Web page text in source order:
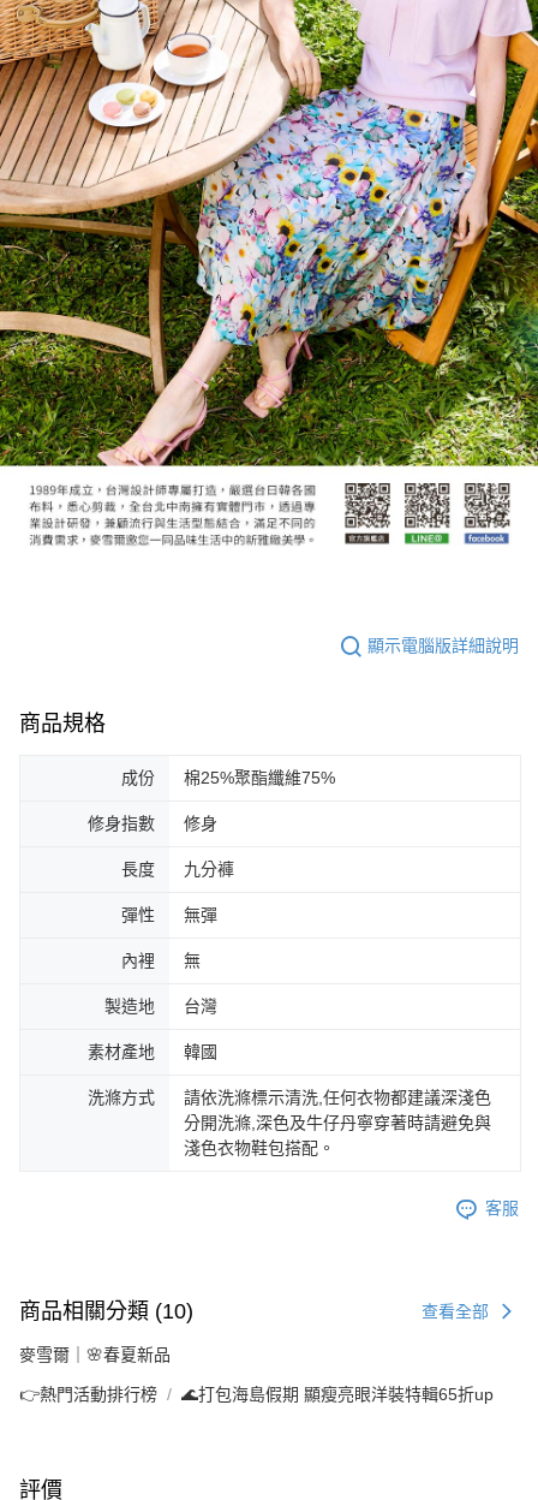
顯示電腦版詳細說明
商品規格
成份 棉25%聚酯纖維75%
修身指數 修身
長度 九分褲
彈性 無彈
內裡 無
製造地 台灣
素材產地 韓國
洗滌方式
請依洗滌標示清洗,任何衣物都建議深淺色
分開洗滌,深色及牛仔丹寧穿著時請避免與
淺色衣物鞋包搭配。
客服
商品相關分類 (10) 查看全部
麥雪爾｜🌸春夏新品
👉熱門活動排行榜 🌊打包海島假期 顯瘦亮眼洋裝特輯65折up
評價